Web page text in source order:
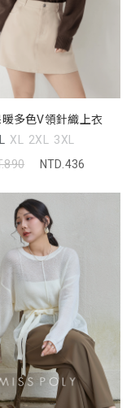
多色V領針織上衣
L XL 2XL 3XL
NTD.436